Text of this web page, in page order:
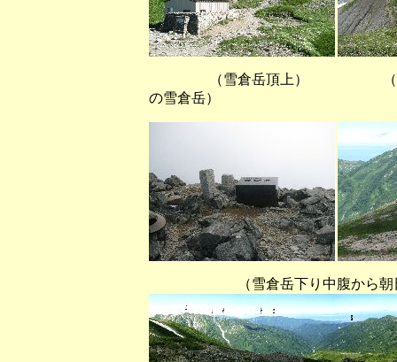
（雪倉岳頂上） （朝日岳
の雪倉岳）
（雪倉岳下り中腹から朝日岳と